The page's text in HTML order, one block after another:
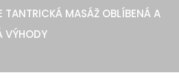
TANTRICKÁ MASÁŽ OBLÍBENÁ A
VÝHODY